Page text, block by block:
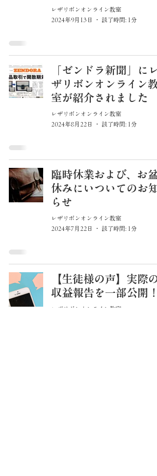
レザリボンオンライン教室
2024年9月13日
読了時間: 1分
「ゼンドラ新聞」にレ
ザリボンオンライン教
室が紹介されました
レザリボンオンライン教室
2024年8月22日
読了時間: 1分
臨時休業および、お盆
休みにいついてのお知
らせ
レザリボンオンライン教室
2024年7月22日
読了時間: 1分
【生徒様の声】実際の
収益報告を一部公開！
レザリボンオンライン教室